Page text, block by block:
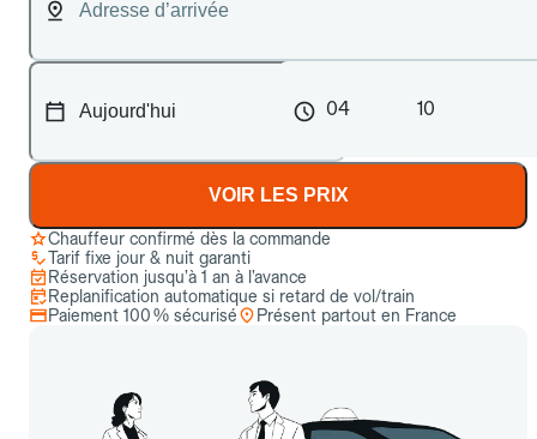
04 10
VOIR LES PRIX
Chauffeur confirmé dès la commande
Tarif fixe jour & nuit garanti
Réservation jusqu’à 1 an à l’avance
Replanification automatique si retard de vol/train
Paiement 100 % sécurisé
Présent partout en France